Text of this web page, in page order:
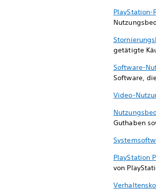
PlayStation-
getätigte
Software-
Software,
Video-
Guthaben
PlayStation
von